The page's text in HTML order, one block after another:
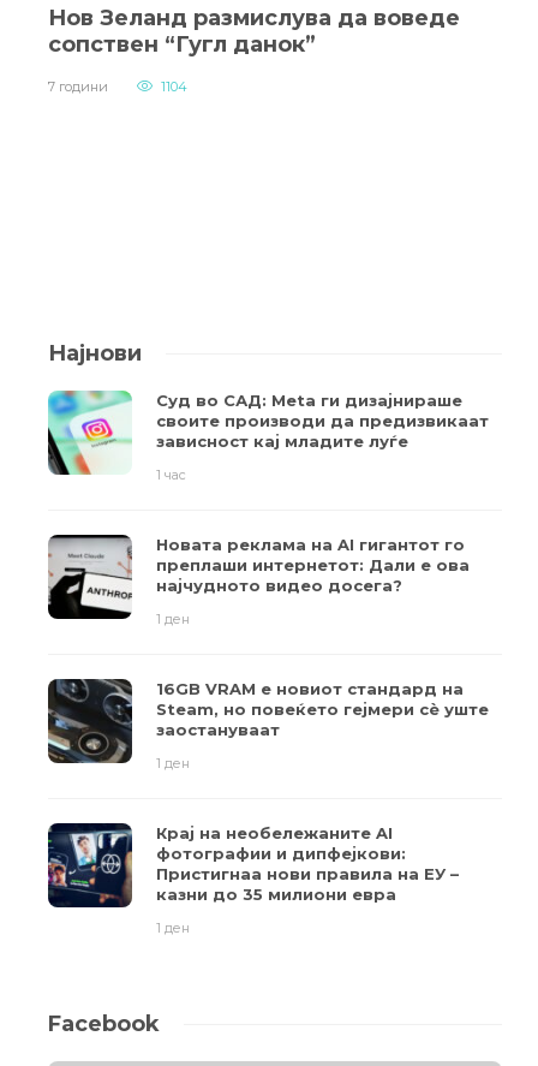
Нов Зеланд размислува да воведе
сопствен “Гугл данок”
7 години 1104
Најнови
Суд во САД: Meta ги дизајнираше
своите производи да предизвикаат
зависност кај младите луѓе
1 час
Новата реклама на AI гигантот го
преплаши интернетот: Дали е ова
најчудното видео досега?
1 ден
16GB VRAM е новиот стандард на
Steam, но повеќето гејмери ​​сè уште
заостануваат
1 ден
Крај на необележаните AI
фотографии и дипфејкови:
Пристигнаа нови правила на ЕУ –
казни до 35 милиони евра
1 ден
Facebook